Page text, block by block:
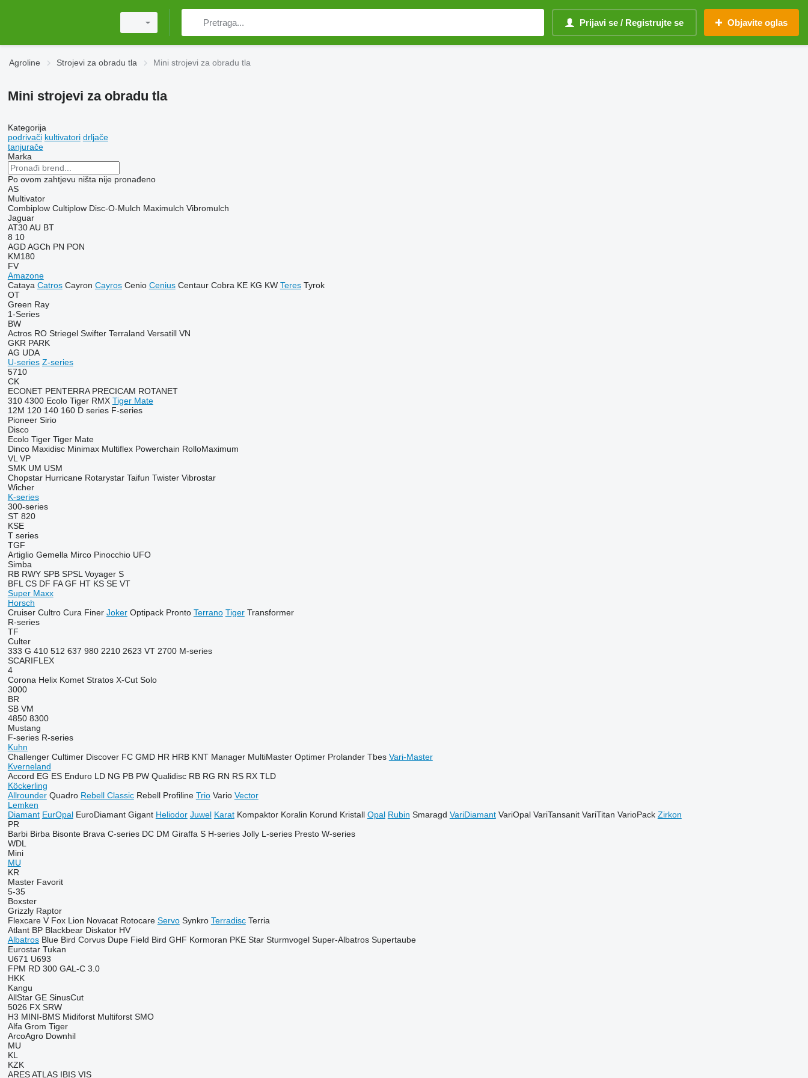
Prijavi se / Registrujte se Objavite oglas
Agroline Strojevi za obradu tla Mini strojevi za obradu tla
Mini strojevi za obradu tla
Kategorija
podrivači kultivatori drljače
tanjurače
Marka
Po ovom zahtjevu ništa nije pronađeno
AS
Multivator
Combiplow Cultiplow Disc-O-Mulch Maximulch Vibromulch
Jaguar
AT30 AU BT
8 10
AGD AGCh PN PON
KM180
FV
Amazone
Cataya Catros Cayron Cayros Cenio Cenius Centaur Cobra KE KG KW Teres Tyrok
OT
Green Ray
1-Series
BW
Actros RO Striegel Swifter Terraland Versatill VN
GKR PARK
AG UDA
U-series Z-series
5710
CK
ECONET PENTERRA PRECICAM ROTANET
310 4300 Ecolo Tiger RMX Tiger Mate
12M 120 140 160 D series F-series
Pioneer Sirio
Disco
Ecolo Tiger Tiger Mate
Dinco Maxidisc Minimax Multiflex Powerchain RolloMaximum
VL VP
SMK UM USM
Chopstar Hurricane Rotarystar Taifun Twister Vibrostar
Wicher
K-series
300-series
ST 820
KSE
T series
TGF
Artiglio Gemella Mirco Pinocchio UFO
Simba
RB RWY SPB SPSL Voyager S
BFL CS DF FA GF HT KS SE VT
Super Maxx
Horsch
Cruiser Cultro Cura Finer Joker Optipack Pronto Terrano Tiger Transformer
R-series
TF
Culter
333 G 410 512 637 980 2210 2623 VT 2700 M-series
SCARIFLEX
4
Corona Helix Komet Stratos X-Cut Solo
3000
BR
SB VM
4850 8300
Mustang
F-series R-series
Kuhn
Challenger Cultimer Discover FC GMD HR HRB KNT Manager MultiMaster Optimer Prolander Tbes Vari-Master
Kverneland
Accord EG ES Enduro LD NG PB PW Qualidisc RB RG RN RS RX TLD
Köckerling
Allrounder Quadro Rebell Classic Rebell Profiline Trio Vario Vector
Lemken
Diamant EurOpal EuroDiamant Gigant Heliodor Juwel Karat Kompaktor Koralin Korund Kristall Opal Rubin Smaragd VariDiamant VariOpal VariTansanit VariTitan VarioPack Zirkon
PR
Barbi Birba Bisonte Brava C-series DC DM Giraffa S H-series Jolly L-series Presto W-series
WDL
Mini
MU
KR
Master Favorit
5-35
Boxster
Grizzly Raptor
Flexcare V Fox Lion Novacat Rotocare Servo Synkro Terradisc Terria
Atlant BP Blackbear Diskator HV
Albatros Blue Bird Corvus Dupe Field Bird GHF Kormoran PKE Star Sturmvogel Super-Albatros Supertaube
Eurostar Tukan
U671 U693
FPM RD 300 GAL-C 3.0
HKK
Kangu
AllStar GE SinusCut
5026 FX SRW
H3 MINI-BMS Midiforst Multiforst SMO
Alfa Grom Tiger
ArcoAgro Downhil
MU
KL
KZK
ARES ATLAS IBIS VIS